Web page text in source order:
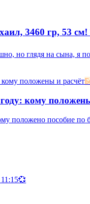
3460 гр, 53 см!
но глядя на сына, я
кому
положено пособие по